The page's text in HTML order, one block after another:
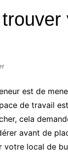
est de
de travail
cela
avant de
local de